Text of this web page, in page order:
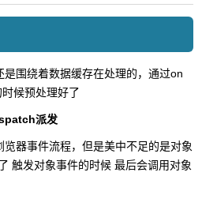
围绕着数据缓存在处理的，通过on
候预处理好了
派发
器事件流程，但是美中不足的是对象
触发对象事件的时候 最后会调用对象